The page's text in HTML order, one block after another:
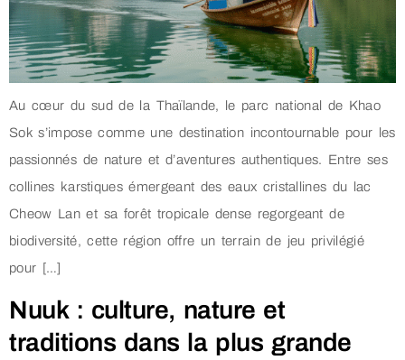
Au cœur du sud de la Thaïlande, le parc national de Khao
Sok s’impose comme une destination incontournable pour les
passionnés de nature et d’aventures authentiques. Entre ses
collines karstiques émergeant des eaux cristallines du lac
Cheow Lan et sa forêt tropicale dense regorgeant de
biodiversité, cette région offre un terrain de jeu privilégié
pour […]
Nuuk : culture, nature et
traditions dans la plus grande